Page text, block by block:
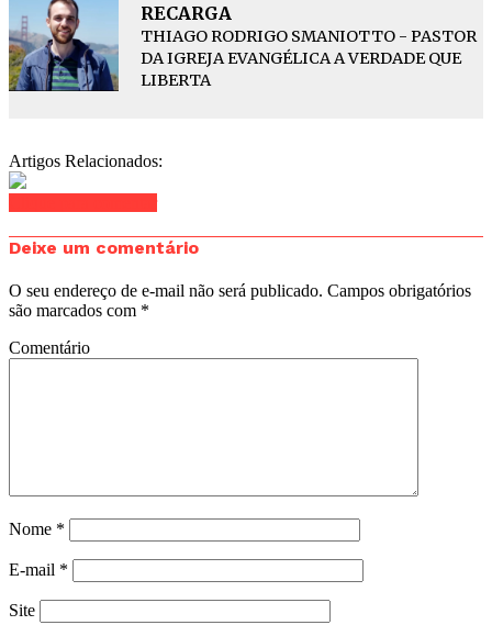
RECARGA
THIAGO RODRIGO SMANIOTTO - PASTOR
DA IGREJA EVANGÉLICA A VERDADE QUE
LIBERTA
Artigos Relacionados:
Deixe um comentário
O seu endereço de e-mail não será publicado. Campos obrigatórios
são marcados com *
Comentário
Nome *
E-mail *
Site